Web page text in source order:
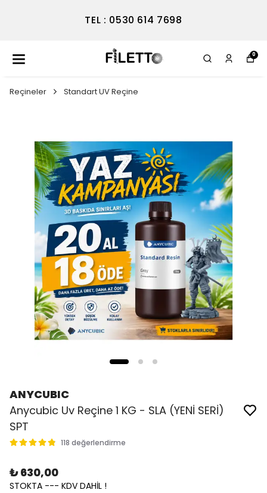
TEL : 0530 614 7698
0
Reçineler Standart UV Reçine
ANYCUBIC
Anycubic Uv Reçine 1 KG - SLA (YENİ SERİ)
SPT
118 değerlendirme
₺ 630,00
STOKTA --- KDV DAHİL !